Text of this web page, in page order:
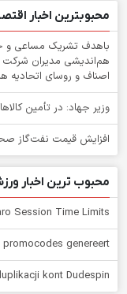
محبوبترین اخبار
باهدف تشریک مساعی و
هم‌اندیشی مدیران شركت
اصناف و روسای اتحادیه
وزیر جهاد: در تأمین
افزایش قیمت نفت‌گاز
محبوب ترین اخبار
Session Time Limits
genereert
kont Dudespin